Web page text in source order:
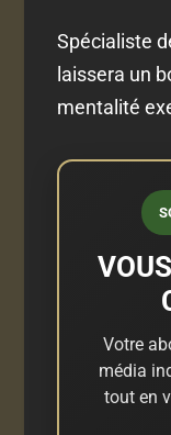
Spécialiste
laissera un
mentalité
Votre
média
tout en